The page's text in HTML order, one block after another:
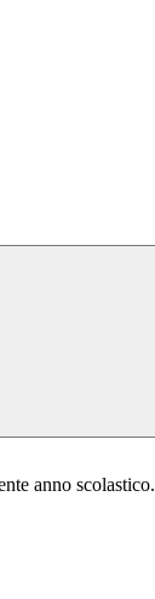
anno scolastico.